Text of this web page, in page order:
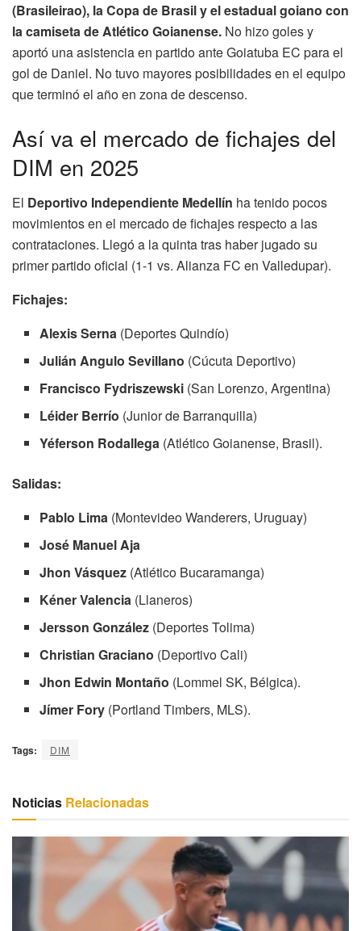
(Brasileirao), la Copa de Brasil y el estadual goiano con
la camiseta de Atlético Goianense. No hizo goles y
aportó una asistencia en partido ante Goiatuba EC para el
gol de Daniel. No tuvo mayores posibilidades en el equipo
que terminó el año en zona de descenso.
Así va el mercado de fichajes del
DIM en 2025
El Deportivo Independiente Medellín ha tenido pocos
movimientos en el mercado de fichajes respecto a las
contrataciones. Llegó a la quinta tras haber jugado su
primer partido oficial (1-1 vs. Alianza FC en Valledupar).
Fichajes:
Alexis Serna (Deportes Quindío)
Julián Angulo Sevillano (Cúcuta Deportivo)
Francisco Fydriszewski (San Lorenzo, Argentina)
Léider Berrío (Junior de Barranquilla)
Yéferson Rodallega (Atlético Goianense, Brasil).
Salidas:
Pablo Lima (Montevideo Wanderers, Uruguay)
José Manuel Aja
Jhon Vásquez (Atlético Bucaramanga)
Kéner Valencia (Llaneros)
Jersson González (Deportes Tolima)
Christian Graciano (Deportivo Cali)
Jhon Edwin Montaño (Lommel SK, Bélgica).
Jímer Fory (Portland Timbers, MLS).
Tags: DIM
Noticias Relacionadas